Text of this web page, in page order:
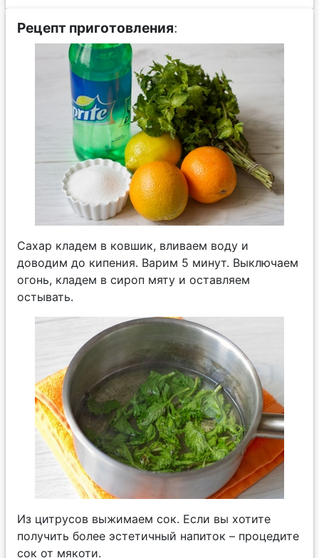
Рецепт приготовления:
Сахар кладем в ковшик, вливаем воду и
доводим до кипения. Варим 5 минут. Выключаем
огонь, кладем в сироп мяту и оставляем
остывать.
Из цитрусов выжимаем сок. Если вы хотите
получить более эстетичный напиток – процедите
сок от мякоти.